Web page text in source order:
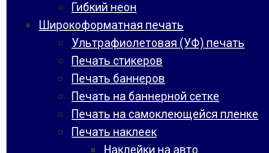
Гибкий неон
Широкоформатная печать
Ультрафиолетовая (УФ) печать
Печать стикеров
Печать баннеров
Печать на баннерной сетке
Печать на самоклеющейся пленке
Печать наклеек
Наклейки на авто